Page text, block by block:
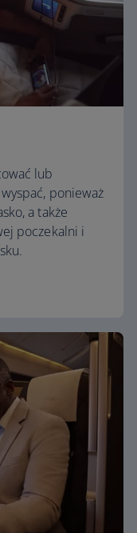
lub
ponieważ
a także
poczekalni i